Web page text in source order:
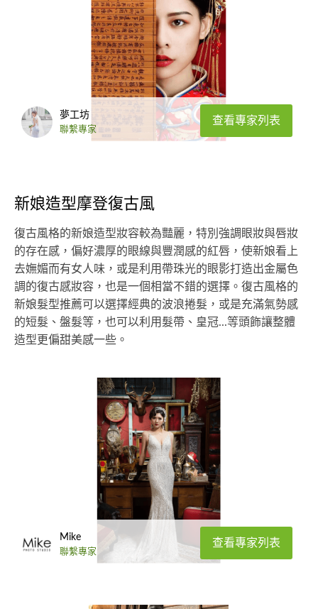
夢工坊
聯繫專家
查看專家列表
新娘造型摩登復古風
復古風格的新娘造型妝容較為豔麗，特別強調眼妝與唇妝
的存在感，偏好濃厚的眼線與豐潤感的紅唇，使新娘看上
去嫵媚而有女人味，或是利用帶珠光的眼影打造出金屬色
調的復古感妝容，也是一個相當不錯的選擇。復古風格的
新娘髮型推薦可以選擇經典的波浪捲髮，或是充滿氣勢感
的短髮、盤髮等，也可以利用髮帶、皇冠...等頭飾讓整體
造型更偏甜美感一些。
Mike
聯繫專家
查看專家列表